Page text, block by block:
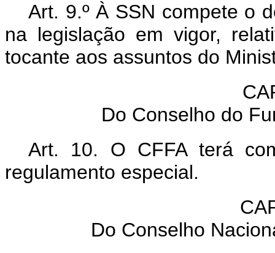
Art. 9.º À SSN compete o
na legislação em vigor,
tocante aos assuntos do
Do Conselho do
Art. 10. O CFFA terá
regulamento especial.
Do Conselho